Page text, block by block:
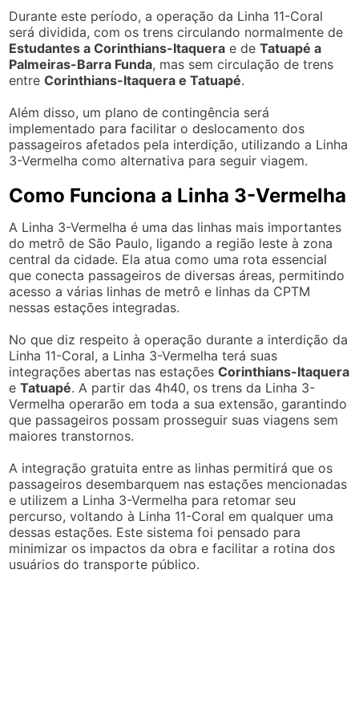
Durante este período, a operação da Linha 11-Coral
será dividida, com os trens circulando normalmente de
Estudantes a Corinthians-Itaquera e deTatuapé a
Palmeiras-Barra Funda, mas sem circulação de trens
entreCorinthians-Itaquera e Tatuapé.
Além disso, um plano de contingência será
implementado para facilitar o deslocamento dos
passageiros afetados pela interdição, utilizando a Linha
3-Vermelha como alternativa para seguir viagem.
Como Funciona a Linha 3-Vermelha
A Linha 3-Vermelha é uma das linhas mais importantes
do metrô de São Paulo, ligando a região leste à zona
central da cidade. Ela atua como uma rota essencial
que conecta passageiros de diversas áreas, permitindo
acesso a várias linhas de metrô e linhas da CPTM
nessas estações integradas.
No que diz respeito à operação durante a interdição da
Linha 11-Coral, a Linha 3-Vermelha terá suas
integrações abertas nas estaçõesCorinthians-Itaquera
eTatuapé. A partir das 4h40, os trens da Linha 3-
Vermelha operarão em toda a sua extensão, garantindo
que passageiros possam prosseguir suas viagens sem
maiores transtornos.
A integração gratuita entre as linhas permitirá que os
passageiros desembarquem nas estações mencionadas
e utilizem a Linha 3-Vermelha para retomar seu
percurso, voltando à Linha 11-Coral em qualquer uma
dessas estações. Este sistema foi pensado para
minimizar os impactos da obra e facilitar a rotina dos
usuários do transporte público.